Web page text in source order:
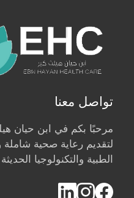
تواصل معنا
مرحبًا بكم في ابن حيان
لتقديم رعاية صحية شاملة
الطبية والتكنولوجيا